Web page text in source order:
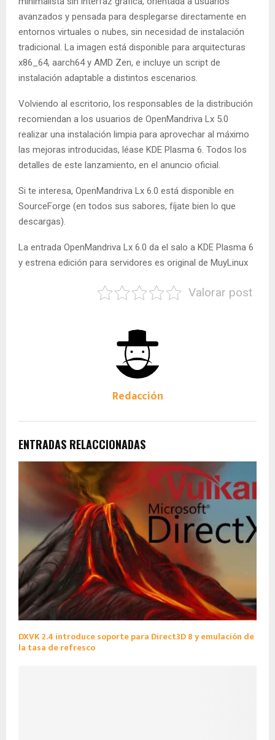
avanzados y pensada para desplegarse directamente en
entornos virtuales o nubes, sin necesidad de instalación
tradicional. La imagen está disponible para arquitecturas
x86_64, aarch64 y AMD Zen, e incluye un script de
instalación adaptable a distintos escenarios.
Volviendo al escritorio, los responsables de la distribución
recomiendan a los usuarios de OpenMandriva Lx 5.0
realizar una instalación limpia para aprovechar al máximo
las mejoras introducidas, léase KDE Plasma 6. Todos los
detalles de este lanzamiento, en el anuncio oficial.
Si te interesa, OpenMandriva Lx 6.0 está disponible en
SourceForge (en todos sus sabores, fíjate bien lo que
descargas).
La entrada OpenMandriva Lx 6.0 da el salo a KDE Plasma 6
y estrena edición para servidores es original de MuyLinux
Valorar post
Redacción
ENTRADAS RELACCIONADAS
DXVK 2.4 introduce soporte para Direct3D 8 y emulación de
la tasa de refresco